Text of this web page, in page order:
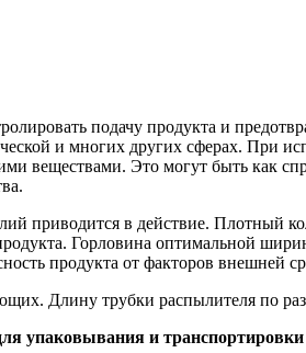
подачу продукта и
и многих других сферах. При
веществами. Это могут быть как
приводится в действие. Плотный
Горловина оптимальной
продукта от факторов внешней
Длину трубки распылителя по
упаковывания и